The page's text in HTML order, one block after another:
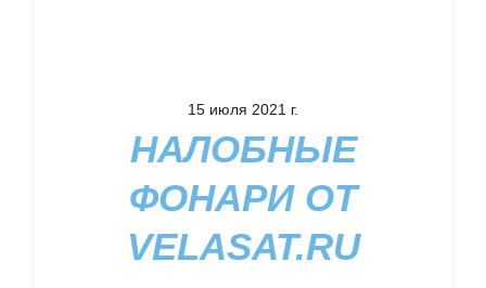
15 июля 2021 г.
НАЛОБНЫЕ
ФОНАРИ ОТ
VELASAT.RU